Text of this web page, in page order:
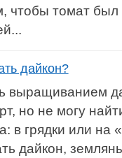
чтобы томат
дайкон?
выращиванием
но не могу
в грядки или на
дайкон,